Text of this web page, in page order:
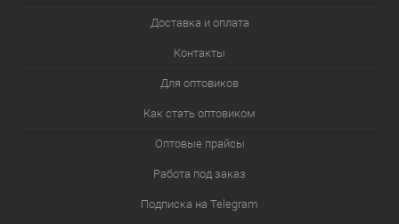
Доставка и оплата
Контакты
Для оптовиков
Как стать оптовиком
Оптовые прайсы
Работа под заказ
Подписка на Telegram